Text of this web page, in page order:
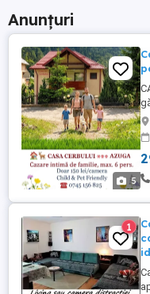
Anunțuri
5
1